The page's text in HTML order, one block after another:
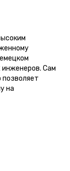
инженеров. Сам
позволяет
на